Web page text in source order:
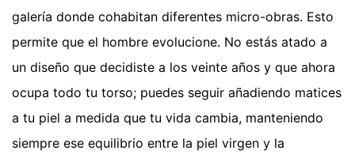
galería donde cohabitan diferentes micro-obras. Esto
permite que el hombre evolucione. No estás atado a
un diseño que decidiste a los veinte años y que ahora
ocupa todo tu torso; puedes seguir añadiendo matices
a tu piel a medida que tu vida cambia, manteniendo
siempre ese equilibrio entre la piel virgen y la